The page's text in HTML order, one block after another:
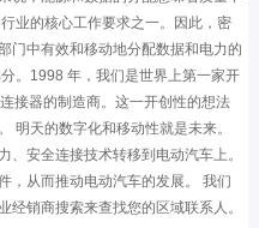
业的核心工作要求之一。因此，密
门中有效和移动地分配数据和电力的
。1998 年，我们是世界上第一家开
接器的制造商。这一开创性的想法
明天的数字化和移动性就是未来。
安全连接技术转移到电动汽车上。
，从而推动电动汽车的发展。 我们
销商搜索来查找您的区域联系人。